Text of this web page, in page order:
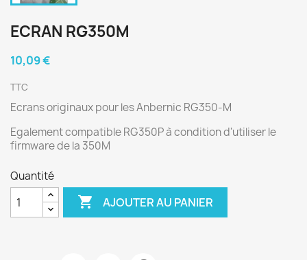
ECRAN RG350M
10,09 €
TTC
Ecrans originaux pour les Anbernic RG350-M
Egalement compatible RG350P à condition d'utiliser le
firmware de la 350M
Quantité
 AJOUTER AU PANIER